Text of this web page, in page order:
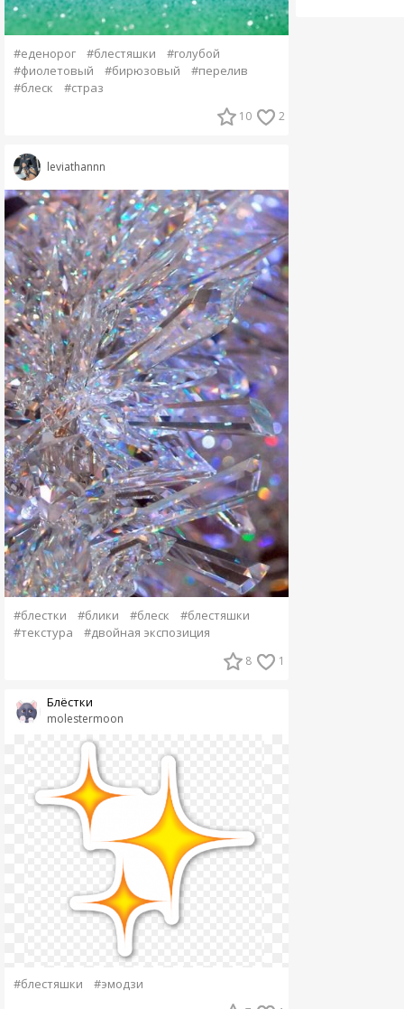
#еденорог #блестяшки
#голубой
#фиолетовый
#бирюзовый
#перелив
#блеск
#страз
10 2
leviathannn
#блестки #блики #блеск
#блестяшки
#текстура
#двойная экспозиция
8 1
molestermoon
Блёстки
#блестяшки #эмодзи